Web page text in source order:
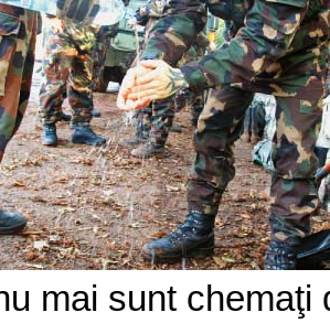
mai sunt